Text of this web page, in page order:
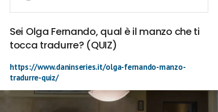
Sei Olga Fernando, qual è il manzo che ti
tocca tradurre? (QUIZ)
https://www.daninseries.it/olga-fernando-manzo-
tradurre-quiz/